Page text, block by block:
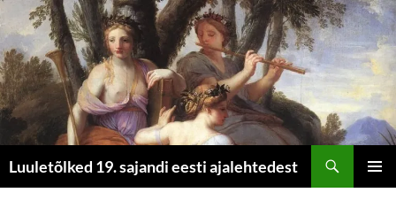
Luuletõlked 19. sajandi eesti ajalehtedest